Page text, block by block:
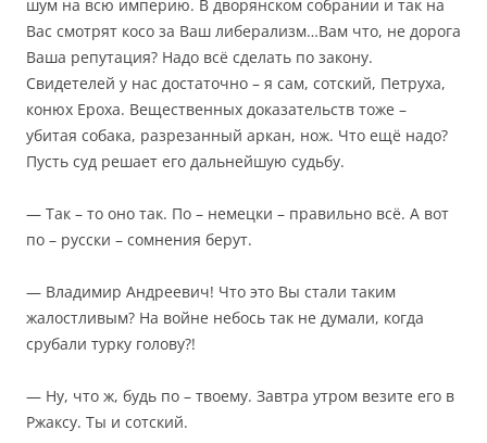
шум на всю империю. В дворянском собрании и так на
Вас смотрят косо за Ваш либерализм…Вам что, не дорога
Ваша репутация? Надо всё сделать по закону.
Свидетелей у нас достаточно – я сам, сотский, Петруха,
конюх Ероха. Вещественных доказательств тоже –
убитая собака, разрезанный аркан, нож. Что ещё надо?
Пусть суд решает его дальнейшую судьбу.
— Так – то оно так. По – немецки – правильно всё. А вот
по – русски – сомнения берут.
— Владимир Андреевич! Что это Вы стали таким
жалостливым? На войне небось так не думали, когда
срубали турку голову?!
— Ну, что ж, будь по – твоему. Завтра утром везите его в
Ржаксу. Ты и сотский.